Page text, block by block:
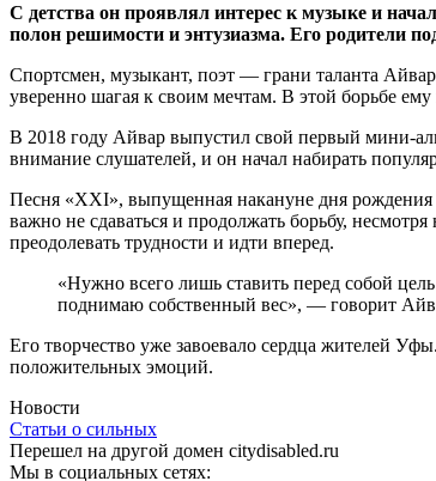
С детства он проявлял интерес к музыке и
полон решимости и энтузиазма. Его родители
Спортсмен, музыкант, поэт — грани таланта
уверенно шагая к своим мечтам. В этой борьбе
В 2018 году Айвар выпустил свой первый мини-
внимание слушателей, и он начал набирать
Песня «XXI», выпущенная накануне дня
важно не сдаваться и продолжать борьбу,
преодолевать трудности и идти вперед.
«Нужно всего лишь ставить перед собой
поднимаю собственный вес», — говорит
Его творчество уже завоевало сердца жителей
положительных эмоций.
Новости
Статьи о сильных
Перешел на другой домен citydisabled.ru
Мы в социальных сетях: